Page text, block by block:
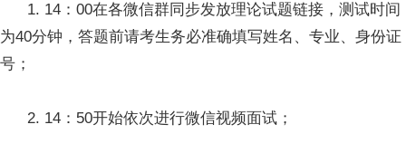
1. 14：00在各微信群同步发放理论试题链接，测试时间
为40分钟，答题前请考生务必准确填写姓名、专业、身份证
号；
2. 14：50开始依次进行微信视频面试；